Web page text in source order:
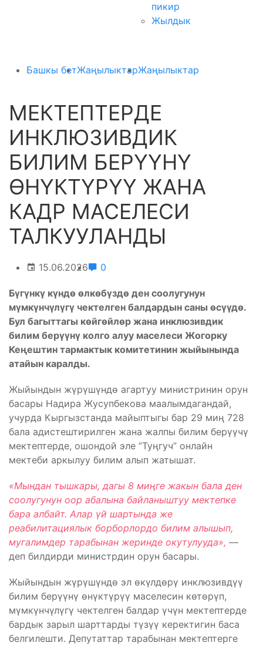
пикир
Жылдык
Башкы бетЖаңылыктарЖаңылыктар
МЕКТЕПТЕРДЕ
ИНКЛЮЗИВДИК
БИЛИМ БЕРҮҮНҮ
ӨНҮКТҮРҮҮ ЖАНА
КАДР МАСЕЛЕСИ
ТАЛКУУЛАНДЫ
15.06.2026 0
Бүгүнкү күндө өлкөбүздө ден соолугунун
мүмкүнчүлүгү чектелген балдардын саны өсүүдө.
Бул багыттагы көйгөйлөр жана инклюзивдик
билим берүүнү колго алуу маселеси Жогорку
Кеңештин тармактык комитетинин жыйынында
атайын каралды.
Жыйындын жүрүшүндө агартуу министринин орун
басары Надира Жусупбекова маалымдагандай,
учурда Кыргызстанда майыптыгы бар 29 миң 728
бала адистештирилген жана жалпы билим берүүчү
мектептерде, ошондой эле “Туңгуч” онлайн
мектеби аркылуу билим алып жатышат.
«Мындан тышкары, дагы 8 миңге жакын бала ден
соолугунун оор абалына байланыштуу мектепке
бара албайт. Алар үй шартында же
реабилитациялык борборлордо билим алышып,
мугалимдер тарабынан жеринде окутулууда», —
деп билдирди министрдин орун басары.
Жыйындын жүрүшүндө эл өкүлдөрү инклюзивдүү
билим берүүнү өнүктүрүү маселесин көтөрүп,
мүмкүнчүлүгү чектелген балдар үчүн мектептерде
бардык зарыл шарттарды түзүү керектигин баса
белгилешти. Депутаттар тарабынан мектептерге